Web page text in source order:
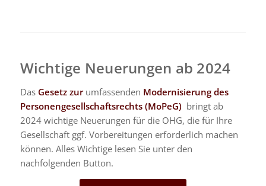
Wichtige Neuerungen ab 2024
Das Gesetz zurumfassenden Modernisierung des
Personengesellschaftsrechts (MoPeG) bringt ab
2024 wichtige Neuerungen für die OHG, die für Ihre
Gesellschaft ggf. Vorbereitungen erforderlich machen
können. Alles Wichtige lesen Sie unter den
nachfolgenden Button.